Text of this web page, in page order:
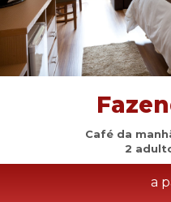
Café da
2
a